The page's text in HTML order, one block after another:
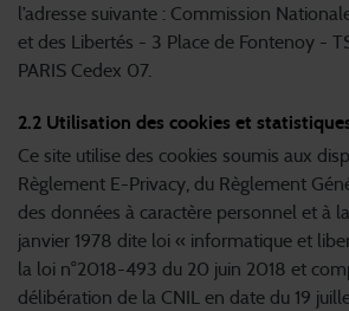
l’adresse suivante : Commission
et des Libertés - 3 Place de Fontenoy -
PARIS Cedex 07.
2.2 Utilisation des cookies et
Ce site utilise des cookies soumis aux
Règlement E-Privacy, du Règlement
des données à caractère personnel et à
janvier 1978 dite loi « informatique et
la loi n°2018-493 du 20 juin 2018 et
délibération de la CNIL en date du 19